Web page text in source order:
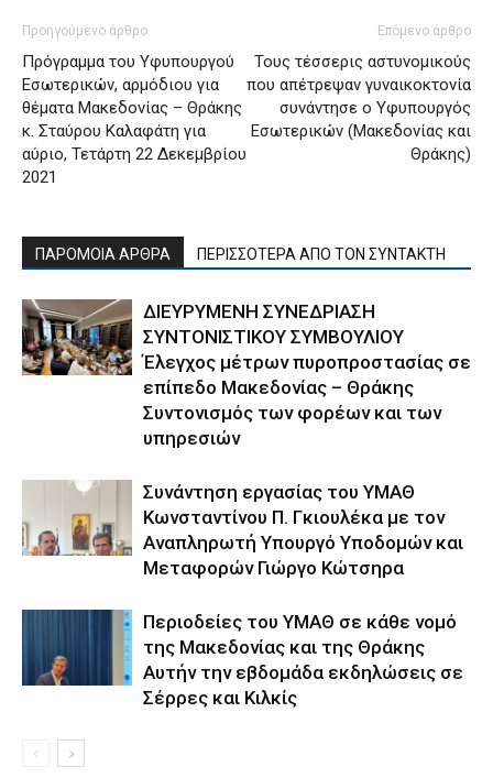
Προηγούμενο άρθρο
Πρόγραμμα του Υφυπουργού
Εσωτερικών, αρμόδιου για
θέματα Μακεδονίας – Θράκης
κ. Σταύρου Καλαφάτη για
αύριο, Τετάρτη 22 Δεκεμβρίου
2021
Επόμενο άρθρο
Τους τέσσερις αστυνομικούς
που απέτρεψαν γυναικοκτονία
συνάντησε ο Υφυπουργός
Εσωτερικών (Μακεδονίας και
Θράκης)
ΠΑΡΟΜΟΙΑ ΑΡΘΡΑ ΠΕΡΙΣΣΟΤΕΡΑ ΑΠΟ ΤΟΝ ΣΥΝΤΑΚΤΗ
ΔΙΕΥΡΥΜΕΝΗ ΣΥΝΕΔΡΙΑΣΗ
ΣΥΝΤΟΝΙΣΤΙΚΟΥ ΣΥΜΒΟΥΛΙΟΥ
Έλεγχος μέτρων πυροπροστασίας σε
επίπεδο Μακεδονίας – Θράκης
Συντονισμός των φορέων και των
υπηρεσιών
Συνάντηση εργασίας του ΥΜΑΘ
Κωνσταντίνου Π. Γκιουλέκα με τον
Αναπληρωτή Υπουργό Υποδομών και
Μεταφορών Γιώργο Κώτσηρα
Περιοδείες του ΥΜΑΘ σε κάθε νομό
της Μακεδονίας και της Θράκης
Αυτήν την εβδομάδα εκδηλώσεις σε
Σέρρες και Κιλκίς